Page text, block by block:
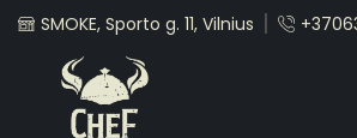
SMOKE, Sporto g. 11, Vilnius